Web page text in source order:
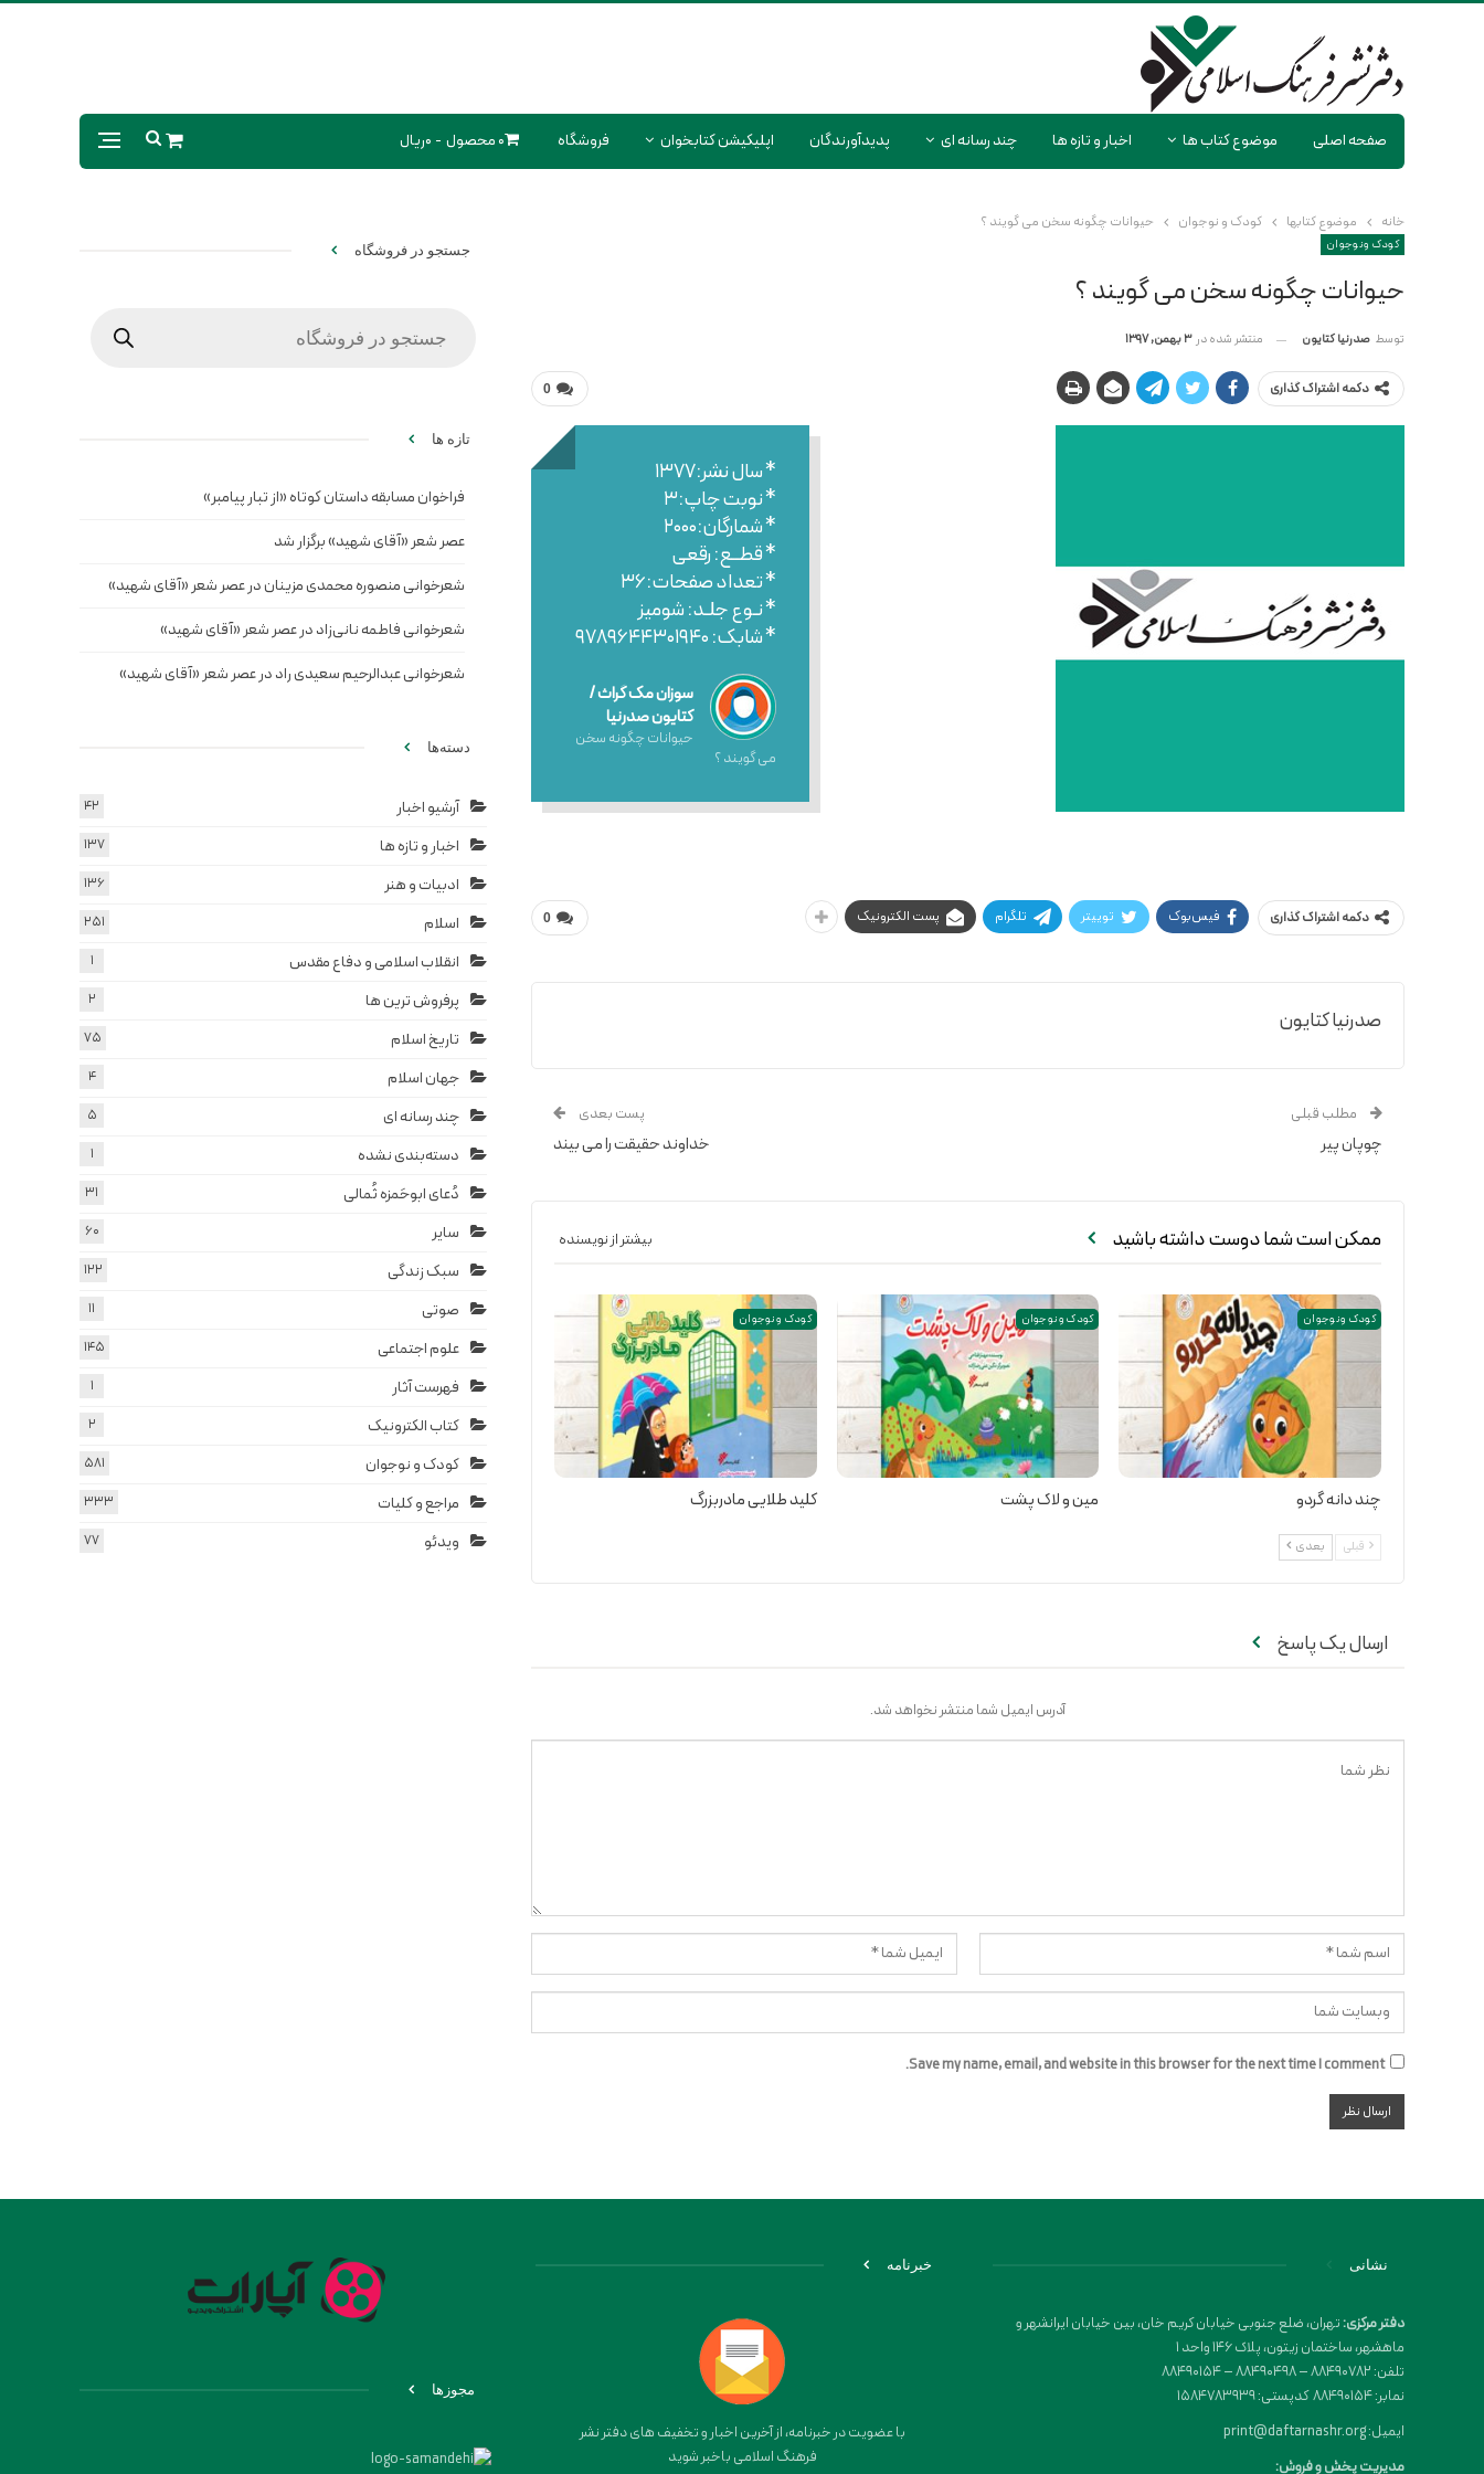
صفحه اصلی موضوع کتاب ها اخبار و تازه ها چند رسانه ای پدیدآورندگان اپلیکیشن کتابخوان فروشگاه 0 محصول 0ریال
خانه موضوع کتابها کودک و نوجوان حیوانات چگونه سخن می گویند ؟
کودک و نوجوان
حیوانات چگونه سخن می گویند ؟
توسط صدرنیا کتایون منتشر شده در 3 بهمن, 1397
0 دکمه اشتراک گذاری
* سال نشر:۱۳۷۷
* نوبت چاپ:۳
* شمارگان:۲۰۰۰
* قطــع: رقعی
* تعداد صفحات:۳۶
* نـوع جلـد: شومیز
* شابک: ۹۷۸۹۶۴۴۳۰۱۹۴۰
سوزان مک گراث /
کتایون صدرنیا
حیوانات چگونه سخن
می گویند ؟
0 دکمه اشتراک گذاری فیس‌بوک توییتر تلگرام پست الکترونیک
صدرنیا کتایون
مطلب قبلی
چوپان پیر
پست بعدی
خداوند حقیقت را می بیند
ممکن است شما دوست داشته باشید بیشتر از نویسنده
کودک و نوجوان
چند دانه گردو
کودک و نوجوان
مین و لاک پشت
کودک و نوجوان
کلید طلایی مادربزرگ
قبلی بعدی
ارسال یک پاسخ
آدرس ایمیل شما منتشر نخواهد شد.
Save my name, email, and website in this browser for the next time I comment.
جستجو در فروشگاه
تازه ها
فراخوان مسابقه داستان کوتاه «از تبار پیامبر»
عصر شعر «آقای شهید» برگزار شد
شعرخوانی منصوره محمدی مزینان در عصر شعر «آقای شهید»
شعرخوانی فاطمه نانی‌زاد در عصر شعر «آقای شهید»
شعرخوانی عبدالرحیم سعیدی راد در عصر شعر «آقای شهید»
دسته‌ها
آرشیو اخبار 42
اخبار و تازه ها 137
ادبیات و هنر 136
اسلام 251
انقلاب اسلامی و دفاع مقدس 1
پرفروش ترین ها 2
تاریخ اسلام 75
جهان اسلام 4
چند رسانه ای 5
دسته‌بندی نشده 1
دُعای ابوحَمزه ثُمالی 31
سایر 60
سبک زندگی 122
صوتی 11
علوم اجتماعی 145
فهرست آثار 1
کتاب الکترونیک 2
کودک و نوجوان 581
مراجع و کلیات 333
ویدئو 77
نشانی
دفتر مرکزی:تهران، ضلع جنوبی خیابان کریم خان، بین خیابان ایرانشهر و
ماهشهر، ساختمان زیتون، پلاک 146 واحد 1
تلفن: 88490782 – 88490498 – 88490154
نمابر: 88490154 کدپستی: 1584783939
ایمیل: print@daftarnashr.org
مدیریت پخش و فروش:
خبرنامه
با عضویت در خبرنامه، از آخرین اخبار و تخفیف های دفتر نشر
فرهنگ اسلامی باخبر شوید
مجوزها